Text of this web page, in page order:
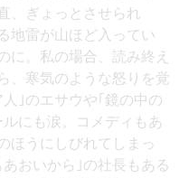
、ぎょっとさせられ
地雷が山ほど入ってい
に。私の場合、読み終え
、寒気のような怒りを覚
｣のエサウや｢鏡の中の
にも涙。コメディもあ
ほうにしびれてしまっ
おいから｣の社長もある